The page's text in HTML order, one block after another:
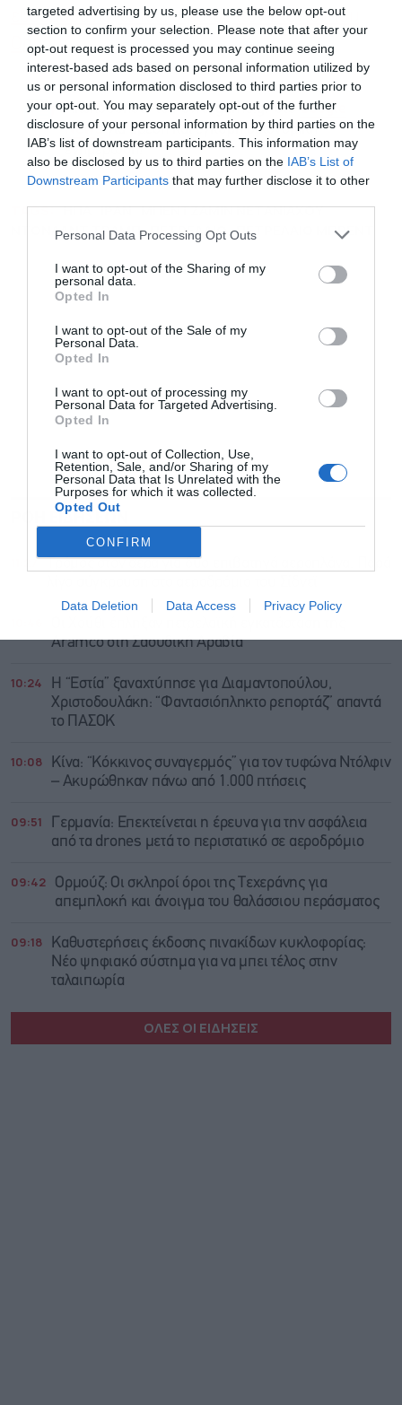
targeted advertising by us, please use the below opt-out
section to confirm your selection. Please note that after your
opt-out request is processed you may continue seeing
interest-based ads based on personal information utilized by
us or personal information disclosed to third parties prior to
your opt-out. You may separately opt-out of the further
disclosure of your personal information by third parties on the
IAB’s list of downstream participants. This information may
also be disclosed by us to third parties on the IAB’s List of
Downstream Participants that may further disclose it to other
Personal Data Processing Opt Outs
I want to opt-out of the Sharing of my
personal data.
Opted In
I want to opt-out of the Sale of my
Personal Data.
Opted In
I want to opt-out of processing my
Personal Data for Targeted Advertising.
Opted In
I want to opt-out of Collection, Use,
Retention, Sale, and/or Sharing of my
Personal Data that Is Unrelated with the
Purposes for which it was collected.
Opted Out
CONFIRM
Data Deletion Data Access Privacy Policy
εβδομάδα λόγω κλεισίματος των Στενών του
Ορμούζ
Ακολουθήστε το Powergame.gr στοGoogle
Newsγια άμεση και έγκυρη οικονομική
ενημέρωση!
TAGS: ΗΠΑ ΙΡΑΝ ΜΠΕΝΤΖΑΜΙΝ ΝΕΤΑΝΙΑΧΟΥ
ΝΤΟΝΑΛΝΤ ΤΡΑΜΠ ΠΕΤΡΕΛΑΙΟ ΠΕΤΡΕΛΑΙΟ ΜΠΡΕΝΤ
ΡΟΗ ΕΙΔΗΣΕΩΝ
11:27
Τρόμος στον αέρα για δύο επιβατηγά αεροπλάνα: Παρά
Aramco στη Σαουδική Αραβία
10:24
Η “Εστία” ξαναχτύπησε για Διαμαντοπούλου,
Χριστοδουλάκη: “Φαντασιόπληκτο ρεπορτάζ” απαντά
το ΠΑΣΟΚ
10:08
Κίνα: “Κόκκινος συναγερμός” για τον τυφώνα Ντόλφιν
– Ακυρώθηκαν πάνω από 1.000 πτήσεις
09:51
Γερμανία: Επεκτείνεται η έρευνα για την ασφάλεια
από τα drones μετά το περιστατικό σε αεροδρόμιο
09:42
Ορμούζ: Οι σκληροί όροι της Τεχεράνης για
απεμπλοκή και άνοιγμα του θαλάσσιου περάσματος
09:18
Καθυστερήσεις έκδοσης πινακίδων κυκλοφορίας:
Νέο ψηφιακό σύστημα για να μπει τέλος στην
ταλαιπωρία
ΟΛΕΣ ΟΙ ΕΙΔΗΣΕΙΣ